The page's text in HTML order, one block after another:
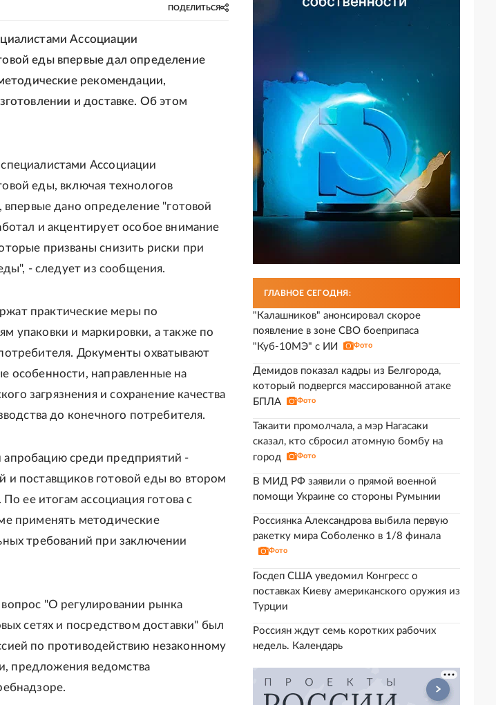
ПОДЕЛИТЬСЯ
Ассоциации
еды впервые дал определение
рекомендации,
и доставке. Об этом
Ассоциации
еды, включая технологов
впервые дано определение "готовой
и акцентирует особое внимание
призваны снизить риски при
- следует из сообщения.
практические меры по
упаковки и маркировки, а также по
Документы охватывают
особенности, направленные на
загрязнения и сохранение качества
до конечного потребителя.
среди предприятий -
и поставщиков готовой еды во втором
ее итогам ассоциация готова с
применять методические
требований при заключении
"О регулировании рынка
сетях и посредством доставки" был
по противодействию незаконному
предложения ведомства
ГЛАВНОЕ СЕГОДНЯ:
"Калашников" анонсировал скорое
появление в зоне СВО боеприпаса
"Куб-10МЭ" с ИИ
Фото
Демидов показал кадры из Белгорода,
который подвергся массированной атаке
БПЛА
Фото
Такаити промолчала, а мэр Нагасаки
сказал, кто сбросил атомную бомбу на
город
Фото
В МИД РФ заявили о прямой военной
помощи Украине со стороны Румынии
Россиянка Александрова выбила первую
ракетку мира Соболенко в 1/8 финала
Фото
Госдеп США уведомил Конгресс о
поставках Киеву американского оружия из
Турции
Россиян ждут семь коротких рабочих
недель. Календарь